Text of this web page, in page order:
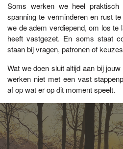
Soms werken we heel praktisch
spanning te verminderen en rust
we de adem verdiepend, om los te
heeft vastgezet. En soms staat
staan bij vragen, patronen of
Wat we doen sluit altijd aan bij
werken niet met een vast
af op wat er op dit moment speelt.